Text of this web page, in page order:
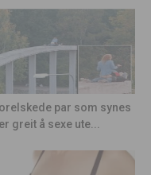
par som synes
greit å sexe ute...